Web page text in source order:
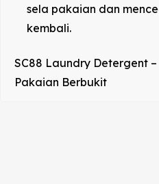
sela pakaian dan
kembali.
SC88 Laundry Detergent
Pakaian Berbukit